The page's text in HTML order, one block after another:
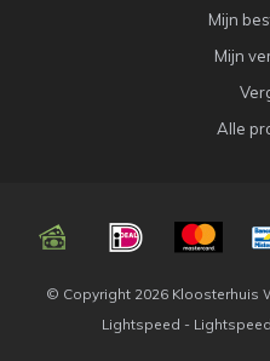
Mijn
Mijn
Alle
© Copyright 2026 Kloosterhuis
Lightspeed -